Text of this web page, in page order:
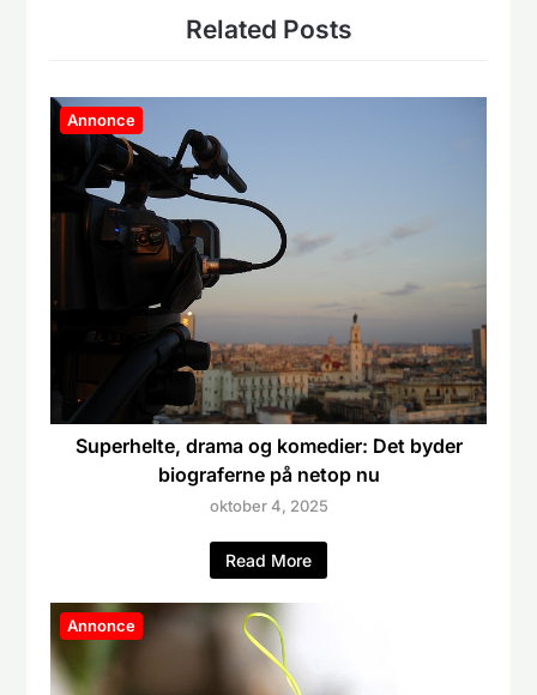
Related Posts
Annonce
Superhelte, drama og komedier: Det byder
biograferne på netop nu
oktober 4, 2025
Read More
Annonce